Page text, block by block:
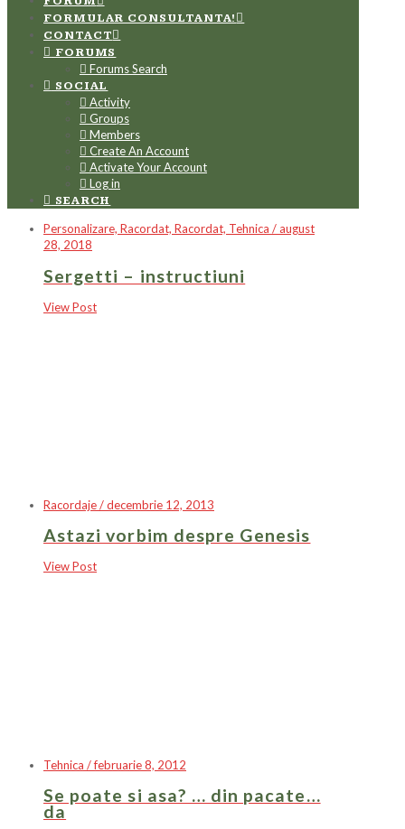
FORMULAR CONSULTANTA!
CONTACT
FORUMS
Forums Search
SOCIAL
Activity
Groups
Members
Create An Account
Activate Your Account
Log in
SEARCH
Personalizare, Racordat, Racordat, Tehnica / august
28, 2018
Sergetti – instructiuni
View Post
Racordaje / decembrie 12, 2013
Astazi vorbim despre Genesis
View Post
Tehnica / februarie 8, 2012
Se poate si asa? … din pacate…
da